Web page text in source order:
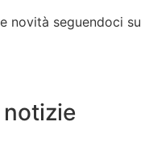
novità seguendoci su
notizie